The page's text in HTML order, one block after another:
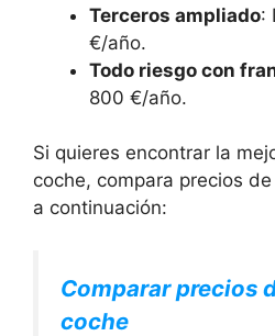
Terceros ampliado:
€/año.
Todo riesgo con
800 €/año.
Si quieres encontrar la
coche, compara precios
a continuación:
Comparar precios
coche